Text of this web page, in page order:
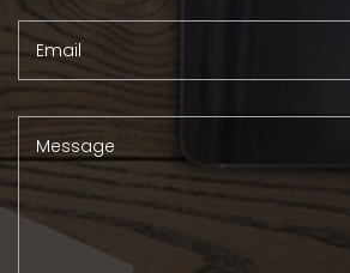
Email
Message